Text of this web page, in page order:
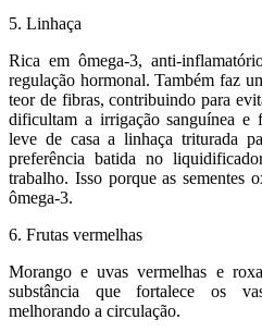
5. Linhaça
Rica em ômega-3, anti-
regulação hormonal. Também faz
teor de fibras, contribuindo para
dificultam a irrigação sanguínea e
leve de casa a linhaça triturada
preferência batida no
trabalho. Isso porque as sementes
ômega-3.
6. Frutas vermelhas
Morango e uvas vermelhas e
substância que fortalece os
melhorando a circulação.